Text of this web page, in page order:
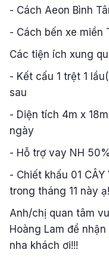
- Cách Aeon Bình
- Cách bến xe miền
Các tiện ích xung
- Kết cấu 1 trệt 1
sau
- Diện tích 4m x
ngày
- Hỗ trợ vay NH
- Chiết khấu 01
trong tháng 11 này ạ!
Anh/chị quan tâm
Hoàng Lam để
nha khách ơi!!!